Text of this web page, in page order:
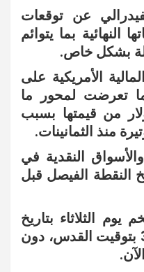
عن توقعات
النهائية بما يتوائم
بشكل خاص.
الأمريكية على
تعرضت لمحور ما
دولار من قيمتها بسبب
منذ الثمانينات.
النقدية في
النقطة الفيصل قبل
الثلاثاء بتاريخ
2022/12/13، الساعة 3:30 بتوقيت القدس، دون